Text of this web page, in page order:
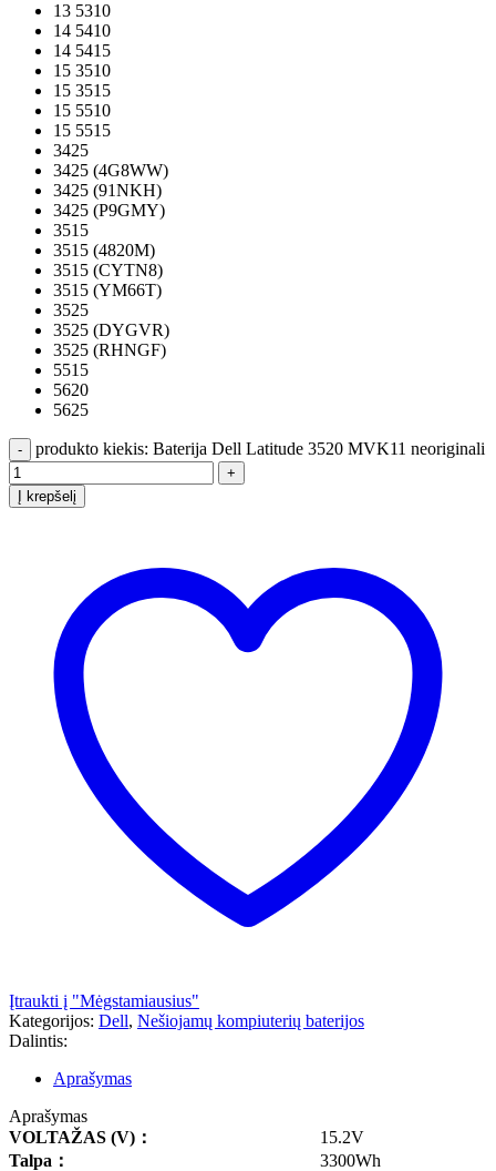
13 5310
14 5410
14 5415
15 3510
15 3515
15 5510
15 5515
3425
3425 (4G8WW)
3425 (91NKH)
3425 (P9GMY)
3515
3515 (4820M)
3515 (CYTN8)
3515 (YM66T)
3525
3525 (DYGVR)
3525 (RHNGF)
5515
5620
5625
produkto kiekis: Baterija Dell Latitude 3520 MVK11 neoriginali
Į krepšelį
Įtraukti į "Mėgstamiausius"
Kategorijos: Dell, Nešiojamų kompiuterių baterijos
Dalintis:
Aprašymas
Aprašymas
VOLTAŽAS (V) ：
15.2V
Talpa ：
3300Wh